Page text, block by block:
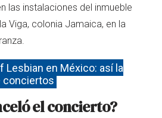
las instalaciones del inmueble
Viga, colonia Jamaica, en la
Lesbian en México: así la
conciertos
el concierto?